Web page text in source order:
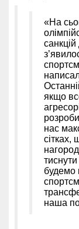
«На
якщо
нас
сітках,
будемо
наша